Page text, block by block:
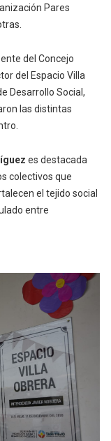
Pares
del Concejo
del Espacio Villa
Desarrollo Social,
las distintas
es destacada
colectivos que
el tejido social
entre